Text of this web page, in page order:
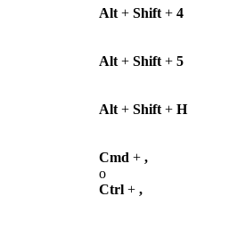
Alt + Shift + 4
Alt + Shift + 5
Alt + Shift + H
Cmd + ,
o
Ctrl + ,